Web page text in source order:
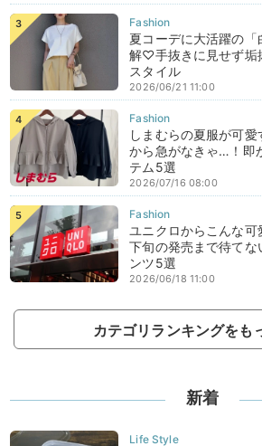
夏コーデに大活躍の
解♡手抜きに見せず垢
スタイル
2026/06/21 11:00
しまむらの夏服が可
から急がなきゃ…！即
テム5選
2026/07/16 08:00
ユニクロからこんな可
下旬の発売まで待て
ンツ5選
2026/06/18 11:00
カテゴリランキングをも
新着